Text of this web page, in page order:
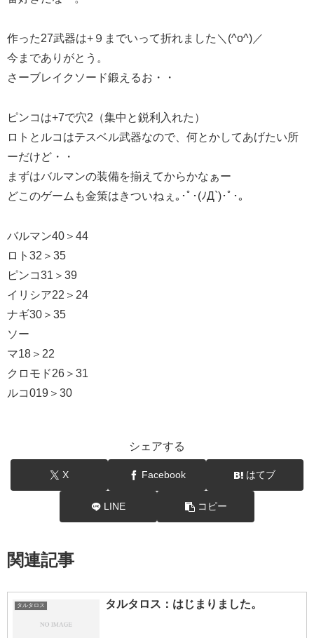
作った27武器は+９までいって折れました＼(^o^)／
今までありがとう。
さーブレイクソード鍛えるお・・
ピンコは+7で穴2（集中と鋭利入れた）
ロトとルコはテスベル武器なので、何とかしてあげたい所
ーだけど・・
まずはバルマンの装備を揃えてからかなぁー
どこのゲームも金策はきついねぇ｡･ﾟ･(ﾉД`)･ﾟ･｡
バルマン40＞44
ロト32＞35
ピンコ31＞39
イリシア22＞24
ナギ30＞35
ソー
マ18＞22
クロモド26＞31
ルコ019＞30
シェアする
X Facebook はてブ
LINE コピー
関連記事
タルタロス タルタロス：はじまりました。